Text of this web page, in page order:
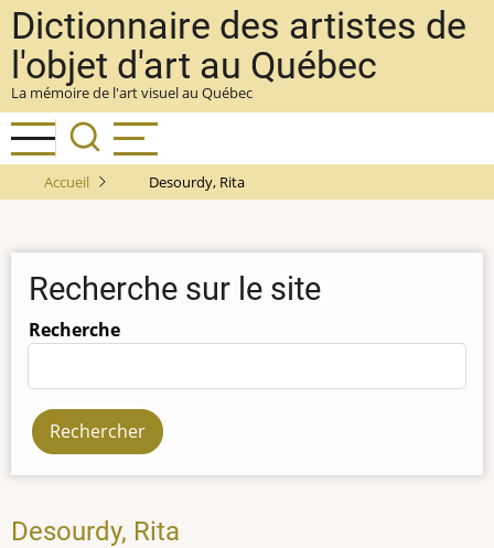
Aller
au
contenu
principal
Dictionnaire des artistes de
l'objet d'art au Québec
La mémoire de l'art visuel au Québec
Accueil Desourdy, Rita
Recherche sur le site
Recherche
Desourdy, Rita